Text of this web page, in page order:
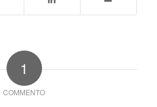
1
COMMENTO